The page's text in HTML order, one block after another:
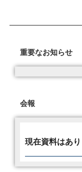
重要なお知らせ
会報
現在資料はあ